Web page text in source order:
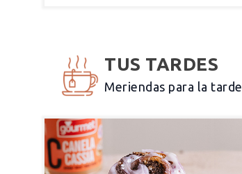
TUS TARDES
Meriendas para la tarde